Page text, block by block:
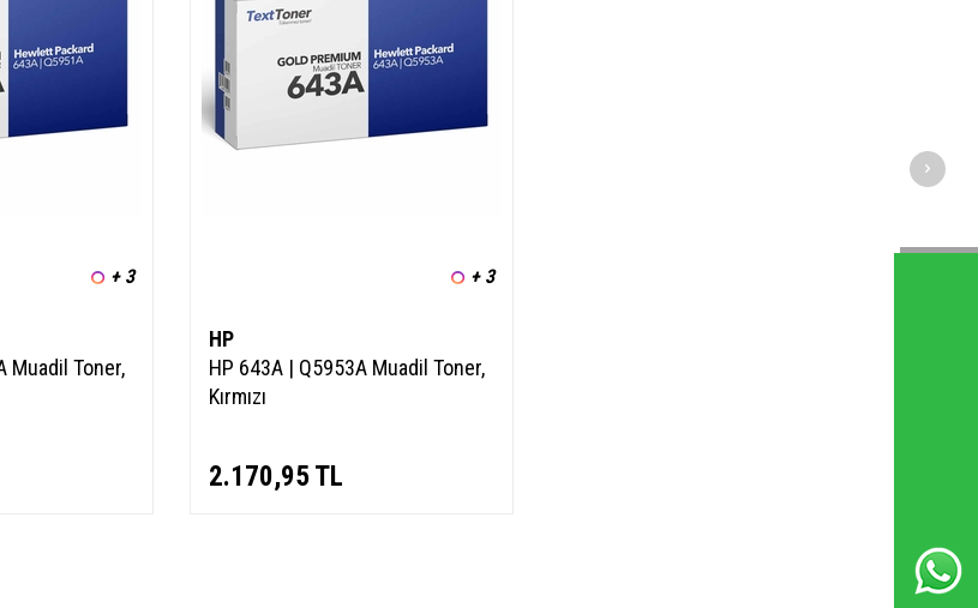
+ 3
Muadil Toner,
+ 3
HP
HP 643A | Q5953A Muadil Toner,
Kırmızı
2.170,95TL